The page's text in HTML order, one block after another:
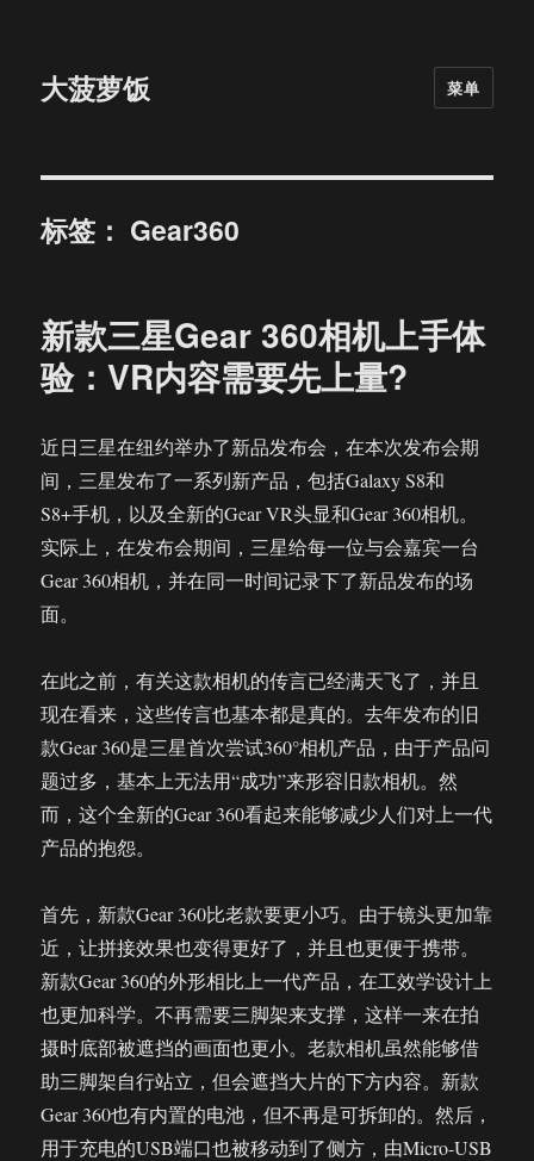
大菠萝饭 菜单
标签： Gear360
新款三星Gear 360相机上手体
验：VR内容需要先上量?
近日三星在纽约举办了新品发布会，在本次发布会期
间，三星发布了一系列新产品，包括Galaxy S8和
S8+手机，以及全新的Gear VR头显和Gear 360相机。
实际上，在发布会期间，三星给每一位与会嘉宾一台
Gear 360相机，并在同一时间记录下了新品发布的场
面。
在此之前，有关这款相机的传言已经满天飞了，并且
现在看来，这些传言也基本都是真的。去年发布的旧
款Gear 360是三星首次尝试360°相机产品，由于产品问
题过多，基本上无法用“成功”来形容旧款相机。然
而，这个全新的Gear 360看起来能够减少人们对上一代
产品的抱怨。
首先，新款Gear 360比老款要更小巧。由于镜头更加靠
近，让拼接效果也变得更好了，并且也更便于携带。
新款Gear 360的外形相比上一代产品，在工效学设计上
也更加科学。不再需要三脚架来支撑，这样一来在拍
摄时底部被遮挡的画面也更小。老款相机虽然能够借
助三脚架自行站立，但会遮挡大片的下方内容。新款
Gear 360也有内置的电池，但不再是可拆卸的。然后，
用于充电的USB端口也被移动到了侧方，由Micro-USB